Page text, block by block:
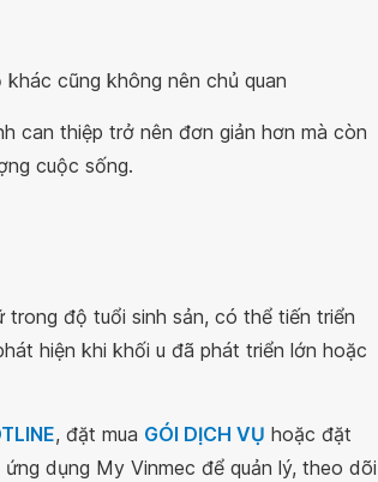
cũng không nên chủ quan
can thiệp trở nên đơn giản hơn mà còn
cuộc sống.
độ tuổi sinh sản, có thể tiến triển
hiện khi khối u đã phát triển lớn hoặc
, đặt mua GÓI DỊCH VỤ hoặc đặt
dụng My Vinmec để quản lý, theo dõi